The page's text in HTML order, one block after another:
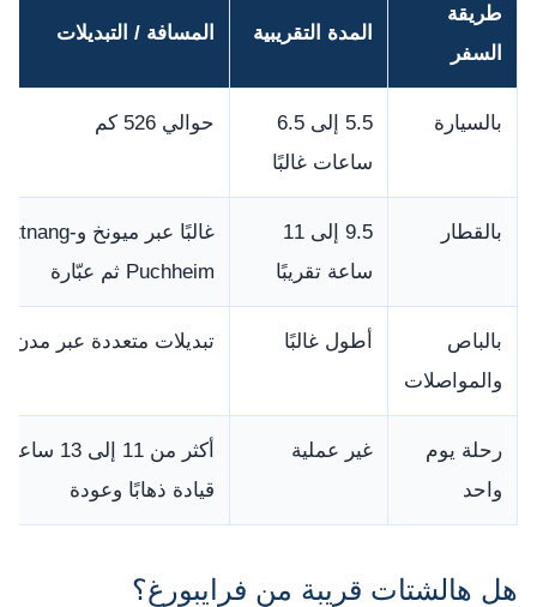
طريقة
السفر
المدة التقريبية المسافة / التبديلات
بالسيارة
5.5 إلى 6.5
ساعات غالبًا
حوالي 526 كم
بالقطار
9.5 إلى 11
ساعة تقريبًا
غالبًا عبر ميونخ وAttnang-
Puchheim ثم عبّارة
بالباص
والمواصلات
أطول غالبًا تبديلات متعددة عبر مدن
رحلة يوم
واحد
غير عملية
أكثر من 11 إلى 13 ساعة
قيادة ذهابًا وعودة
هل هالشتات قريبة من فرايبورغ؟